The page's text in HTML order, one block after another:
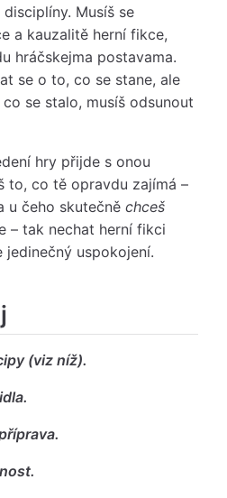
Musíš se
a kauzalitě herní fikce,
hráčskejma postavama.
se o to, co se stane, ale
se stalo, musíš odsunout
hry přijde s onou
to, co tě opravdu zajímá –
u čeho skutečně chceš
– tak nechat herní fikci
uspokojení.
(viz níž).